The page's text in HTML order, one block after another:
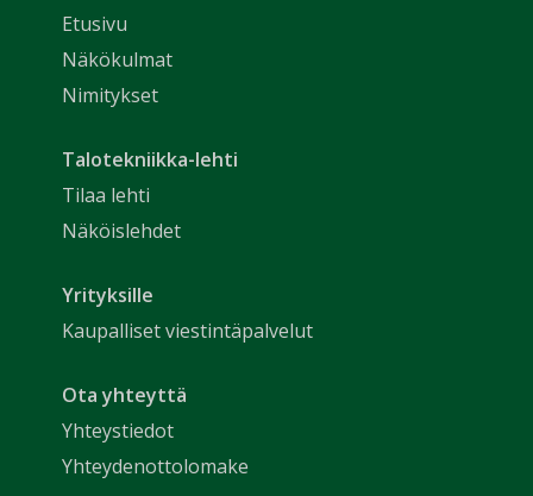
Etusivu
Näkökulmat
Nimitykset
Talotekniikka-lehti
Tilaa lehti
Näköislehdet
Yrityksille
Kaupalliset viestintäpalvelut
Ota yhteyttä
Yhteystiedot
Yhteydenottolomake